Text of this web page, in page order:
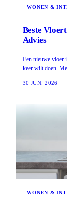
WONEN &
Beste
Advies
Een nieuwe vloer
keer wilt doen.
30 JUN. 2026
WONEN &